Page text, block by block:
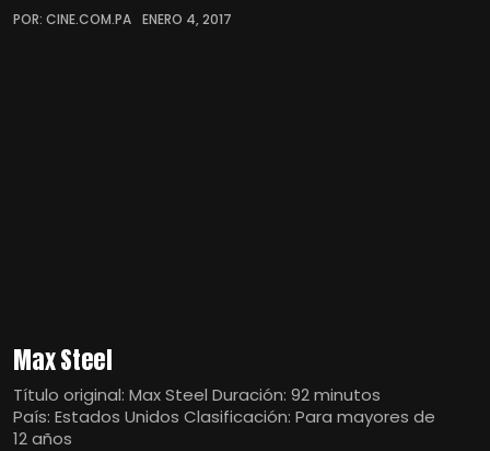
POR: CINE.COM.PA ENERO 4, 2017
Max Steel
Título original: Max Steel Duración: 92 minutos
País: Estados Unidos Clasificación: Para mayores de
12 años